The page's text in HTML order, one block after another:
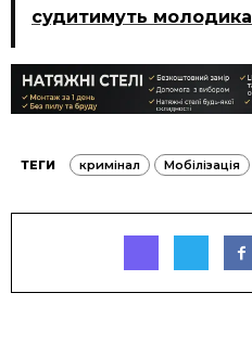
судитимуть молодика
ТЕГИ кримінал Мобілізація